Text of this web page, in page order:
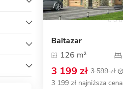
Baltazar
126 m²
3 199 zł 3 599 zł
3 199 zł najniższa cena